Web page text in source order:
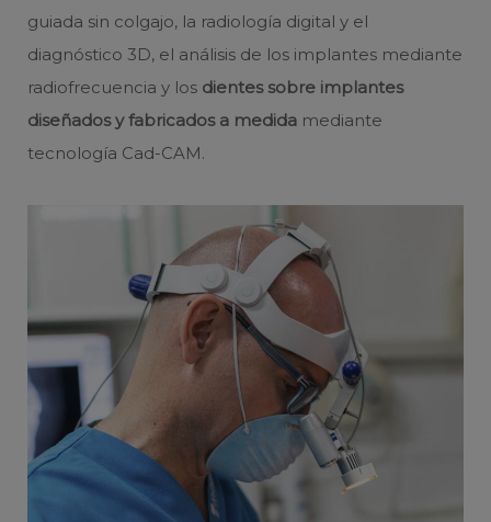
guiada sin colgajo, la radiología digital y el
diagnóstico 3D, el análisis de los implantes mediante
radiofrecuencia y los dientes sobre implantes
diseñados y fabricados a medida mediante
tecnología Cad-CAM.